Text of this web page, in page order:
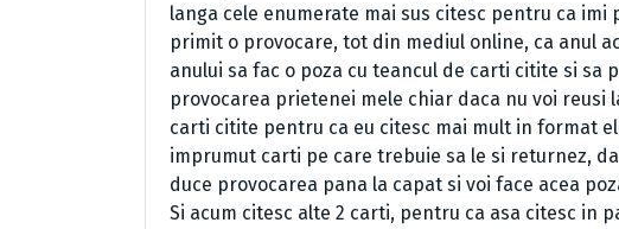
langa cele enumerate mai sus citesc pentru ca imi
primit o provocare, tot din mediul online, ca anul
anului sa fac o poza cu teancul de carti citite si sa
provocarea prietenei mele chiar daca nu voi reusi
carti citite pentru ca eu citesc mai mult in format
imprumut carti pe care trebuie sa le si returnez,
duce provocarea pana la capat si voi face acea
Si acum citesc alte 2 carti, pentru ca asa citesc in